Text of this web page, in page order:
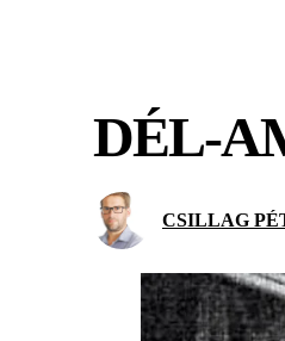
DÉL-
CSILLAG